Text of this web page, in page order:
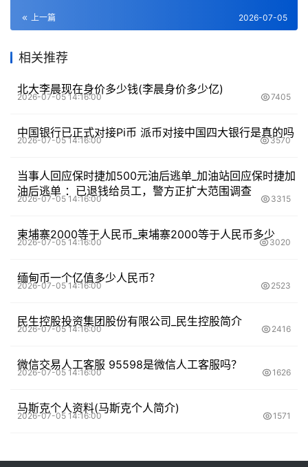
上一篇 2026-07-05
相关推荐
北大李晨现在身价多少钱(李晨身价多少亿)
2026-07-05 14:16:00 7405
中国银行已正式对接Pi币 派币对接中国四大银行是真的吗
2026-07-05 14:16:00 3570
当事人回应保时捷加500元油后逃单_加油站回应保时捷加
油后逃单 ：已退钱给员工，警方正扩大范围调查
2026-07-05 14:16:00 3315
柬埔寨2000等于人民币_柬埔寨2000等于人民币多少
2026-07-05 14:16:00 3020
缅甸币一个亿值多少人民币？
2026-07-05 14:16:00 2523
民生控股投资集团股份有限公司_民生控股简介
2026-07-05 14:16:00 2416
微信交易人工客服 95598是微信人工客服吗？
2026-07-05 14:16:00 1626
马斯克个人资料(马斯克个人简介)
2026-07-05 14:16:00 1571